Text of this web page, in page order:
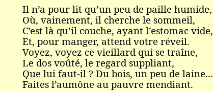
Il n’a pour lit qu’un peu de paille humide,
Où, vainement, il cherche le sommeil,
C’est là qu’il couche, ayant l’estomac vide,
Et, pour manger, attend votre réveil.
Voyez, voyez ce vieillard qui se traîne,
Le dos voûté, le regard suppliant,
Que lui faut-il ? Du bois, un peu de laine...
Faites l’aumône au pauvre mendiant.